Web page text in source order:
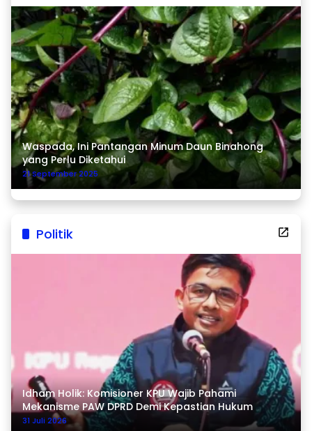
Waspada, Ini Pantangan Minum Daun Binahong
yang Perlu Diketahui
21 September 2025
Politik
Idham Holik: Komisioner KPU Wajib Pahami
Mekanisme PAW DPRD Demi Kepastian Hukum
31 Juli 2026